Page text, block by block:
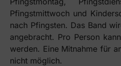
Pfingstmittwoch und
nach Pfingsten. Das Band
angebracht. Pro Person
werden. Eine Mitnahme für
nicht möglich.